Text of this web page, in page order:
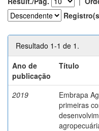
Resultado 1-1 de 1.
Ano de
publicação
Título
2019
Embrapa
primeiras